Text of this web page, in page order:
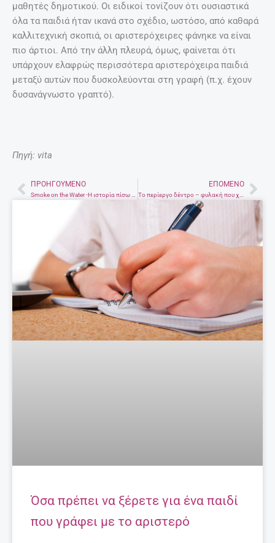
μαθητές δημοτικού. Οι ειδικοί τονίζουν ότι ουσιαστικά
όλα τα παιδιά ήταν ικανά στο σχέδιο, ωστόσο, από καθαρά
καλλιτεχνική σκοπιά, οι αριστερόχειρες φάνηκε να είναι
πιο άρτιοι. Από την άλλη πλευρά, όμως, φαίνεται ότι
υπάρχουν ελαφρώς περισσότερα αριστερόχειρα παιδιά
μεταξύ αυτών που δυσκολεύονται στη γραφή (π.χ. έχουν
δυσανάγνωστο γραπτό).
Πηγή: vita
Prev
ΠΡΟΗΓΟΎΜΕΝΟ ΕΠΌΜΕΝΟ
Όσα πρέπει να ξέρετε για ένα παιδί
που γράφει με το αριστερό